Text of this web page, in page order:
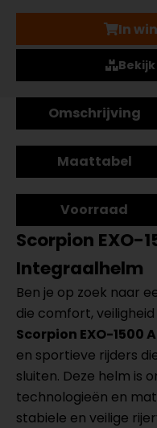
In
Omschrijving
Maattabel
Voorraad
Scorpion EXO-
Integraalhelm
Ben je op zoek naar
die comfort,
Scorpion EXO-1500
en sportieve rijders
sluiten. Deze helm is
technologieën en
stabiele en veilige